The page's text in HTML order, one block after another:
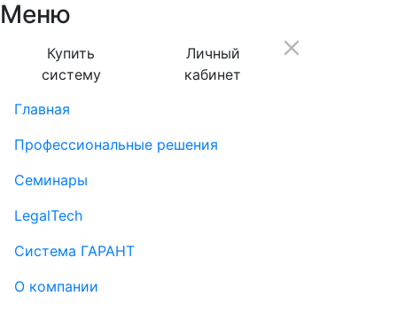
Меню
Купить
систему
Личный
кабинет
Главная
Профессиональные решения
Семинары
LegalTech
Система ГАРАНТ
О компании